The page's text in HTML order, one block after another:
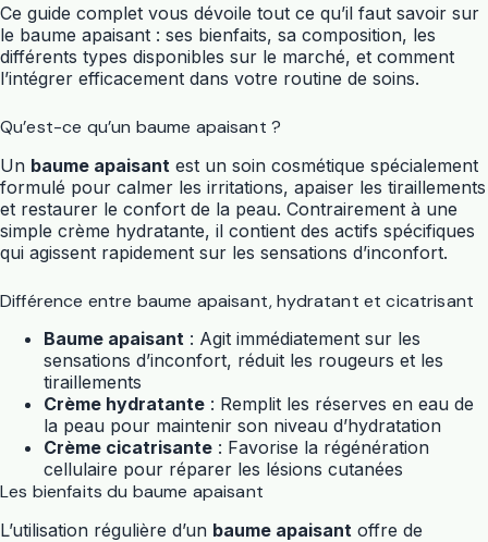
Ce guide complet vous dévoile tout ce qu’il faut savoir sur
le baume apaisant : ses bienfaits, sa composition, les
différents types disponibles sur le marché, et comment
l’intégrer efficacement dans votre routine de soins.
Qu’est-ce qu’un baume apaisant ?
Un baume apaisant est un soin cosmétique spécialement
formulé pour calmer les irritations, apaiser les tiraillements
et restaurer le confort de la peau. Contrairement à une
simple crème hydratante, il contient des actifs spécifiques
qui agissent rapidement sur les sensations d’inconfort.
Différence entre baume apaisant, hydratant et cicatrisant
Baume apaisant : Agit immédiatement sur les
sensations d’inconfort, réduit les rougeurs et les
tiraillements
Crème hydratante : Remplit les réserves en eau de
la peau pour maintenir son niveau d’hydratation
Crème cicatrisante : Favorise la régénération
cellulaire pour réparer les lésions cutanées
Les bienfaits du baume apaisant
L’utilisation régulière d’un baume apaisant offre de